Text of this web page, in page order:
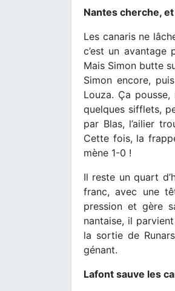
Nantes cherche,
Les canaris ne
c’est un avantage
Mais Simon butte
Simon encore,
Louza. Ça
quelques sifflets,
par Blas, l’ailier
Cette fois, la
mène 1-0 !
Il reste un quart
franc, avec une
pression et gère
nantaise, il
la sortie de
génant.
Lafont sauve les